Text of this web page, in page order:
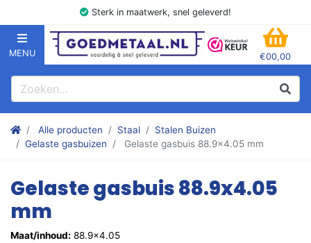
Sterk in maatwerk, snel geleverd!
MENU
GOEDMETAAL.NL
€00,00
Zoeken
Zoek
Stalen kokers, hoekstaal, Balk, Buizen Plat, Strippen, Plaat en
Alle producten Staal
Stalen Buizen
Gelaste gasbuizen
Gelaste gasbuis 88.9x4.05 mm
Gelaste gasbuis 88.9x4.05
mm
Maat/inhoud: 88.9x4.05